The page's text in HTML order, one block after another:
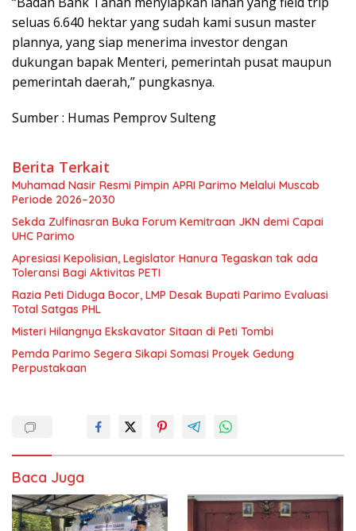
seluas 6.640 hektar yang sudah kami susun master
plannya, yang siap menerima investor dengan
dukungan bapak Menteri, pemerintah pusat maupun
pemerintah daerah,” pungkasnya.
Sumber : Humas Pemprov Sulteng
Berita Terkait
Muhamad Nasir Resmi Pimpin APRI Parimo Melalui Muscab
Periode 2026–2030
Sekda Zulfinasran Buka Forum Kemitraan JKN demi Capai
UHC Parimo
Apresiasi Kepolisian, Legislator Hanura Tegaskan tak ada
Toleransi Bagi Aktivitas PETI
Razia Peti Diduga Bocor, LMP Desak Bupati Parimo Evaluasi
Total Satgas PHL
Misteri Hilangnya Ekskavator Sitaan di Peti Tombi
Pemda Parimo Segera Sikapi Somasi Proyek Gedung
Perpustakaan
Baca Juga